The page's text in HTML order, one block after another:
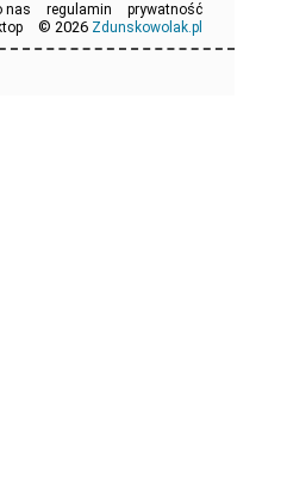
nas regulamin
prywatność
© 2026 Zdunskowolak.pl